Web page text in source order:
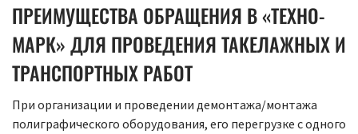
ПРЕИМУЩЕСТВА ОБРАЩЕНИЯ В «ТЕХНО-
МАРК» ДЛЯ ПРОВЕДЕНИЯ ТАКЕЛАЖНЫХ И
ТРАНСПОРТНЫХ РАБОТ
При организации и проведении демонтажа/монтажа
полиграфического оборудования, его перегрузке с одного